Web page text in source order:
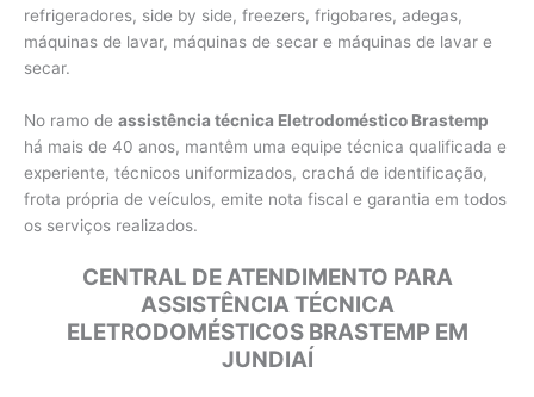
refrigeradores, side by side, freezers, frigobares, adegas,
máquinas de lavar, máquinas de secar e máquinas de lavar e
secar.
No ramo de assistência técnica Eletrodoméstico Brastemp
há mais de 40 anos, mantêm uma equipe técnica qualificada e
experiente, técnicos uniformizados, crachá de identificação,
frota própria de veículos, emite nota fiscal e garantia em todos
os serviços realizados.
CENTRAL DE ATENDIMENTO PARA
ASSISTÊNCIA TÉCNICA
ELETRODOMÉSTICOS BRASTEMP EM
JUNDIAÍ